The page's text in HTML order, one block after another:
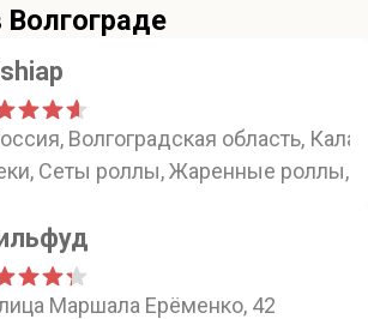
Волгоградская область,
Сеты роллы, Жаренные роллы,
Маршала Ерёменко, 42